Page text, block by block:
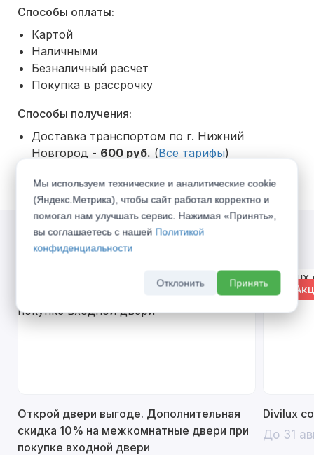
Способы оплаты:
Картой
Наличными
Безналичный расчет
Покупка в рассрочку
Способы получения:
Доставка транспортом по г. Нижний
Новгород - 600 руб. (Все тарифы)
Акции
Открой двери выгоде. Дополнительная
скидка 10% на межкомнатные двери при
покупке входной двери
%
Divilux
До 31
Мы используем технические и аналитические cookie
(Яндекс.Метрика), чтобы сайт работал корректно и
помогал нам улучшать сервис. Нажимая «Принять»,
вы соглашаетесь с нашей Политикой
конфиденциальности
Отклонить Принять